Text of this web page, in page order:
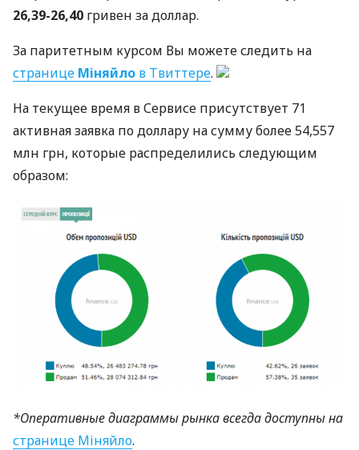
26,39-26,40 гривен за доллар.
За паритетным курсом Вы можете следить на
странице Міняйло в Твиттере.
На текущее время в Сервисе присутствует 71
активная заявка по доллару на сумму более 54,557
млн грн, которые распределились следующим
образом:
*Оперативные диаграммы рынка всегда доступны на
странице Міняйло.